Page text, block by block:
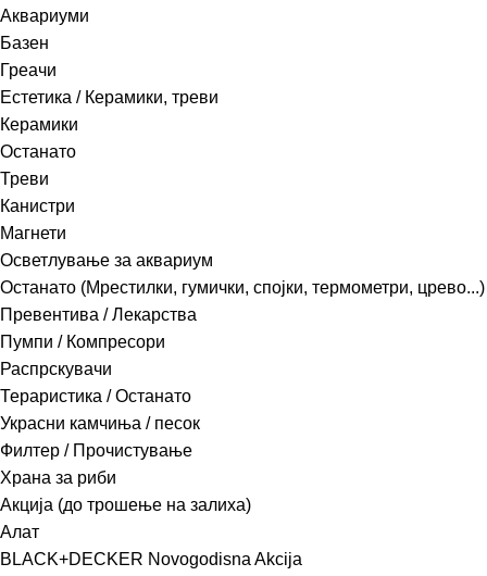
Аквариуми
Базен
Греачи
Естетика / Керамики, треви
Керамики
Останато
Треви
Канистри
Магнети
Осветлување за аквариум
Останато (Мрестилки, гумички, спојки, термометри, црево...)
Превентива / Лекарства
Пумпи / Компресори
Распрскувачи
Тераристика / Останато
Украсни камчиња / песок
Филтер / Прочистување
Храна за риби
Акција (до трошење на залиха)
Алат
BLACK+DECKER Novogodisna Akcija